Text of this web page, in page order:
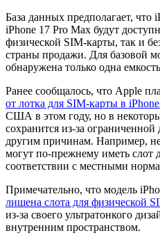
База данных предполагает, что
iPhone 17 Pro Max будут
физической SIM-карты, так и
страны продажи. Для базовой
обнаружена только одна
Ранее сообщалось, что Apple
от лотка для SIM-карты в
США в этом году, но в
сохранится из-за
другим причинам. Например,
могут по-прежнему иметь слот
соответствии с местными
Примечательно, что модель
лишена слота для физической
из-за своего ультратонкого
внутренним пространством.